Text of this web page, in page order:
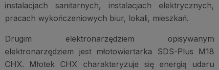
instalacjach sanitarnych, instalacjach elektrycznych,
pracach wykończeniowych biur, lokali, mieszkań.
Drugim elektronarzędziem opisywanym
elektronarzędziem jest młotowiertarka SDS-Plus M18
CHX. Młotek CHX charakteryzuje się energią udaru